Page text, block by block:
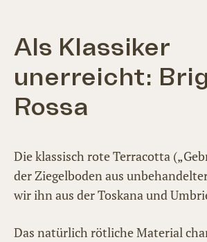
Als Klassiker
unerreicht:
Rossa
Die klassisch rote Terracotta
der Ziegelboden aus
wir ihn aus der Toskana und
Das natürlich rötliche Material